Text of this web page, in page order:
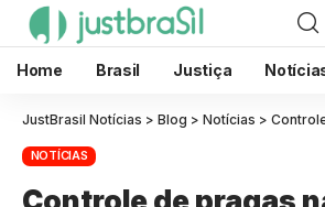
Home Brasil Justiça
JustBrasil Notícias > Blog > Notícias > Controle de pragas
NOTÍCIAS